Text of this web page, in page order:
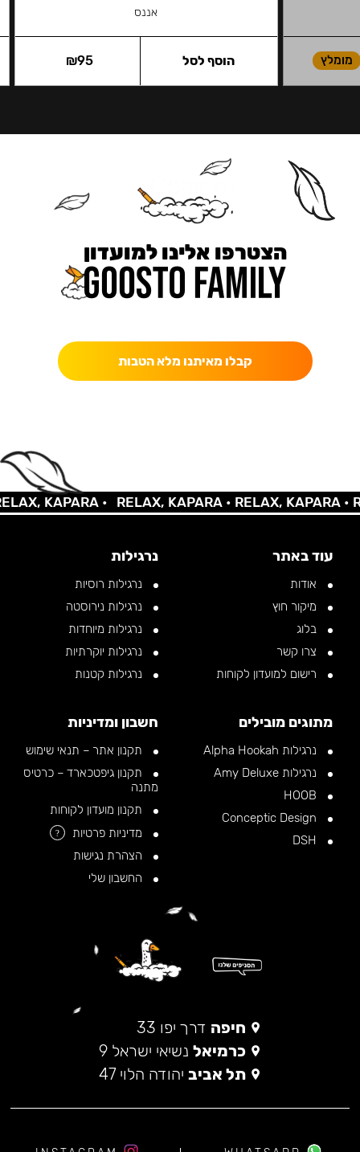
מומלץ
אננס
₪95 הוסף לסל
הצטרפו אלינו למועדון
קבלו מאיתנו מלא הטבות
KAPARA • RELAX, KAPARA •RELAX, KAPARA •
עוד באתר
אודות
מיקור חוץ
בלוג
צרו קשר
רישום למועדון לקוחות
נרגילות
נרגילות רוסיות
נרגילות נירוסטה
נרגילות מיוחדות
נרגילות יוקרתיות
נרגילות קטנות
מתוגים מובילים
נרגילות Alpha Hookah
נרגילות Amy Deluxe
חשבון ומדיניות
תקנון אתר – תנאי שימוש
תקנון גיפטכארד – כרטיס
מתנה
תקנון מועדון לקוחות
מדיניות פרטיות
?
הצהרת נגישות
החשבון שלי
חיפה דרך יפו 33
כרמיאל נשיאי ישראל 9
תל אביב יהודה הלוי 47